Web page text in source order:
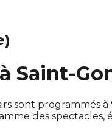
Saint-
sont programmés
des